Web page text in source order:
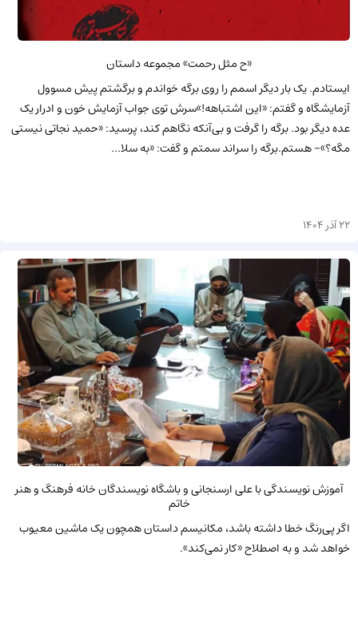
«ح مثل رحمت» مجموعه داستان
ایستادم. یک بار دیگر اسمم را روی برگه خواندم و برگشتم پیش مسوول
آزمایشگاه و گفتم: «این اشتباهه!»سرش توی جواب آزمایش خون و ادرار یک
عده دیگر بود. برگه را گرفت و بی‌آ‌نکه نگاهم کند، پرسید: «حمید نجاتی نیستی
مگه؟»- هستم.برگه را سراند سمتم و گفت: «به سلا...
22 آذر 1404
آموزش نویسندگی با علی ارسنجانی و باشگاه نویسندگان خانه فرهنگ و هنر
خاتم
اگر پی‌رنگ خطا داشته باشد، مکانیسم داستان همچون یک ماشین معیوب
خواهد شد و به اصطلاح «کار نمی‌کند».